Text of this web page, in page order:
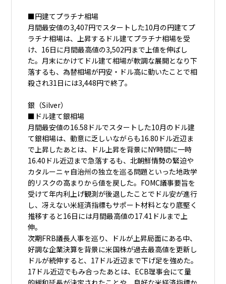
■円建てプラチナ相場
月間最安値の3,407円でスタートした10月の円建てプ
ラチナ相場は、上昇するドル建てプラチナ相場を受
け、16日に月間最高値の3,502円まで上値を伸ばし
た。月末にかけてドル建て相場が軟調な展開となり下
落するも、為替相場が円安・ドル高に動いたことで相
殺され31日には3,448円で終了。
銀（Silver）
■ドル建て銀相場
月間最安値の16.58ドルでスタートした10月のドル建
て銀相場は、動意に乏しいながらも16.80ドル近辺ま
で上昇したあとは、ドル上昇を背景にNY時間に一時
16.40ドル近辺まで急落するも、北朝鮮情勢の緊迫や
カタルーニャ自治州の独立を巡る問題といった地政学
的リスクの高まりから値を戻した。FOMC議事要旨を
受けて年内利上げ観測が後退したことでドル安が進行
し、冴えない米経済指標もサポート材料となり底堅く
推移すると16日には月間最高値の17.41ドルまで上
伸。
次期FRB議長人事を巡り、ドルが上昇局面にある中、
好調な企業決算を背景に米国株が過去最高値を更新し
ドルが続伸すると、17ドル近辺まで下げ足を強めた。
17ドル近辺でもみ合ったあとは、ECB理事会にて量